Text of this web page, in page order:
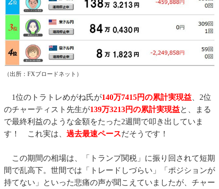
（出所：FXブロードネット）
1位のトラトレめがね氏が140万7415円の累計実現益 、2位
のチャーティスト先生が139万3213円の累計実現益と、まる
で最終利益のような金額をたった2週間で叩き出していま
す！ これ実は、 過去最速ペースだそうです！
この期間の相場は、「トランプ関税」に振り回されて短期
間で乱高下。世間では「トレードしづらい」「ポジションが
持てない」といった悲痛の声が聞こえていましたが、チャー